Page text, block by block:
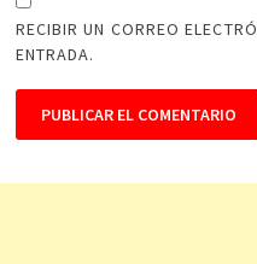
RECIBIR UN CORREO
ENTRADA.